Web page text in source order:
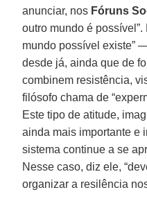
anunciar, nos Fóruns
outro mundo é
mundo possível existe”
desde já, ainda que de
combinem resistência,
filósofo chama de
Este tipo de atitude,
ainda mais importante e
sistema continue a se
Nesse caso, diz ele,
organizar a resilência